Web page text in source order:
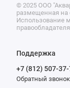
© 2025 ООО
размещенная на
Использование
Поддержка
+7 (812) 507-
Обратный звонок